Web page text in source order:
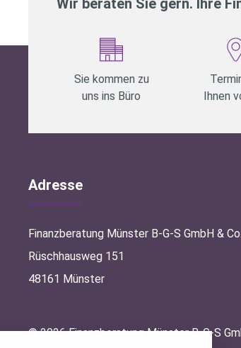
Wir beraten Sie gern. Ihre
Sie kommen zu
uns ins Büro
Ihnen
Adresse
Finanzberatung Münster B-G-S GmbH &
Rüschhausweg 151
48161 Münster
© 2026 Finanzberatung Münster B-G-S